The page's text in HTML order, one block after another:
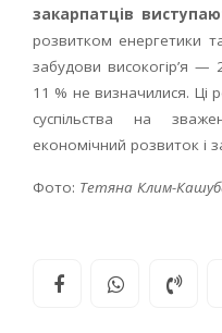
закарпатців
розвитком енергетики
забудови високогір’я
11 % не визначилися. Ці
суспільства на
економічний розвиток і
Фото: Тетяна Клим-